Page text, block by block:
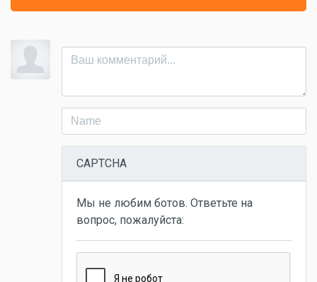
CAPTCHA
Мы не любим ботов. Ответьте на
вопрос, пожалуйста: